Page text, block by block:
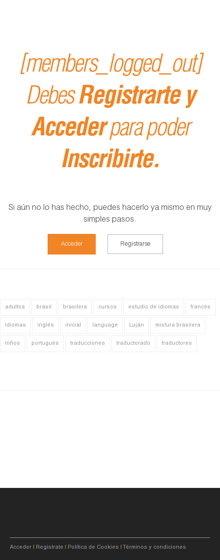
[members_logged_out]
DebesRegistrarte y
Accederpara poder
Inscribirte.
Si aún no lo has hecho, puedes hacerlo ya mismo en muy
simples pasos.
Acceder Registrarse
adultos brasil brasilera cursos estudio de idiomas francés
idiomas inglés inicial language Luján mistura brasilera
niños portugués traducciones traductorado traductores
Acceder Registrate Política de Cookies Términos y condiciones